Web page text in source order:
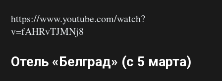
https://www.youtube.com/watch?
v=fAHRvTJMNj8
Отель «Белград» (с 5 марта)